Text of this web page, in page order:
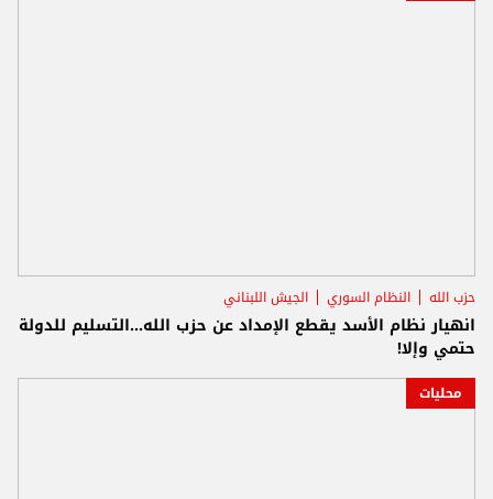
حزب الله النظام السوري الجيش اللبناني
انهيار نظام الأسد يقطع الإمداد عن حزب الله...التسليم للدولة
حتمي وإلا!
محليات